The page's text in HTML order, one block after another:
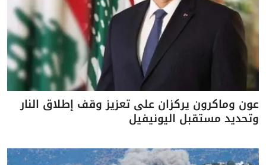
عون وماكرون يركزان على تعزيز وقف إطلاق النار
وتحديد مستقبل اليونيفيل